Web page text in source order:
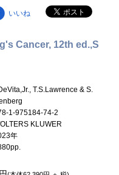
いいね
Cancer, 12th ed.,S
T.S.Lawrence & S.
1-975184-74-2
KLUWER
年